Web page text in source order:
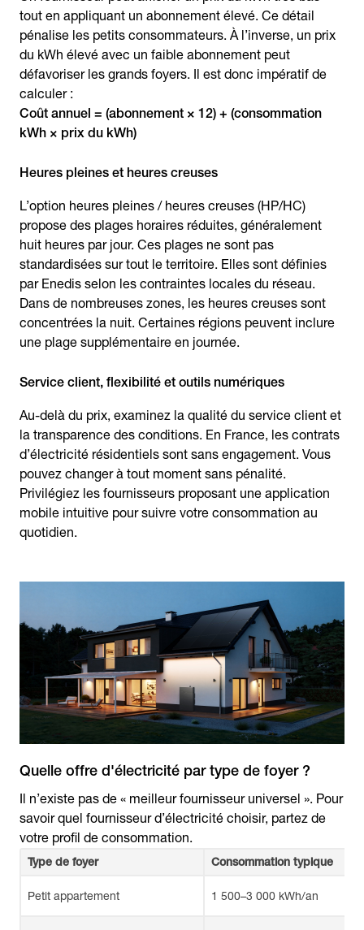
tout en appliquant un abonnement élevé. Ce détail
pénalise les petits consommateurs. À l’inverse, un prix
du kWh élevé avec un faible abonnement peut
défavoriser les grands foyers. Il est donc impératif de
calculer :
Coût annuel = (abonnement × 12) + (consommation
kWh × prix du kWh)
Heures pleines et heures creuses
L’option heures pleines / heures creuses (HP/HC)
propose des plages horaires réduites, généralement
huit heures par jour. Ces plages ne sont pas
standardisées sur tout le territoire. Elles sont définies
par Enedis selon les contraintes locales du réseau.
Dans de nombreuses zones, les heures creuses sont
concentrées la nuit. Certaines régions peuvent inclure
une plage supplémentaire en journée.
Service client, flexibilité et outils numériques
Au-delà du prix, examinez la qualité du service client et
la transparence des conditions. En France, les contrats
d’électricité résidentiels sont sans engagement. Vous
pouvez changer à tout moment sans pénalité.
Privilégiez les fournisseurs proposant une application
mobile intuitive pour suivre votre consommation au
quotidien.
Quelle offre d'électricité par type de foyer ?
Il n’existe pas de « meilleur fournisseur universel ». Pour
savoir quel fournisseur d’électricité choisir, partez de
votre profil de consommation.
Type de foyer Consommation typique
Petit appartement 1 500–3 000 kWh/an